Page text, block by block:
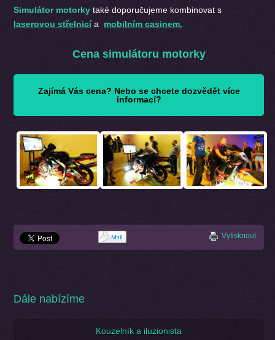
Simulátor motorky také doporučujeme kombinovat s
laserovou střelnicí a mobilním casinem.
Cena simulátoru motorky
Zajímá Vás cena? Nebo se chcete dozvědět více
informací?
Vytisknout
Dále nabízíme
Kouzelník a iluzionista